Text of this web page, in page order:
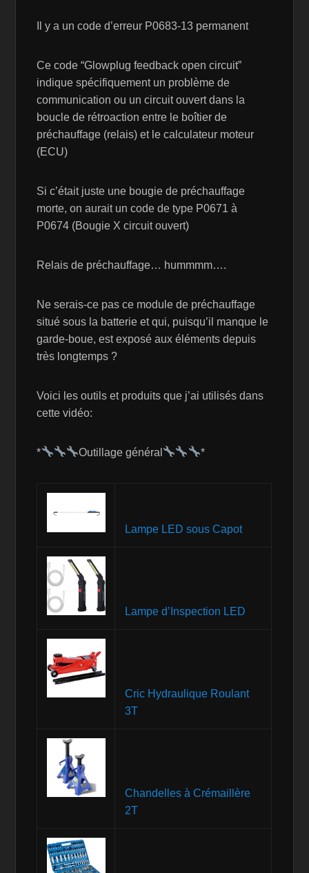
Il y a un code d’erreur P0683-13 permanent
Ce code “Glowplug feedback open circuit”
indique spécifiquement un problème de
communication ou un circuit ouvert dans la
boucle de rétroaction entre le boîtier de
préchauffage (relais) et le calculateur moteur
(ECU)
Si c’était juste une bougie de préchauffage
morte, on aurait un code de type P0671 à
P0674 (Bougie X circuit ouvert)
Relais de préchauffage… hummmm….
Ne serais-ce pas ce module de préchauffage
situé sous la batterie et qui, puisqu’il manque le
garde-boue, est exposé aux éléments depuis
très longtemps ?
Voici les outils et produits que j’ai utilisés dans
cette vidéo:
* Outillage général *
Lampe LED sous Capot
Lampe d’Inspection LED
Cric Hydraulique Roulant
3T
Chandelles à Crémaillère
2T